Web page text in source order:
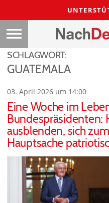
SCHLAGWORT:
GUATEMALA
03. April 2026 um 14:00
Eine Woche im
Bundespräsidenten:
ausblenden, sich
Hauptsache